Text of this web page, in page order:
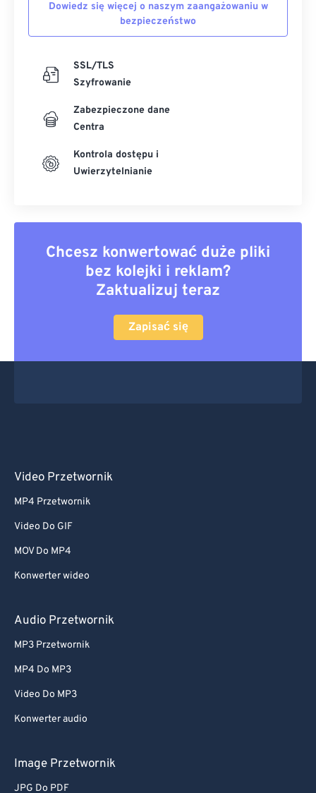
Dowiedz się więcej o naszym zaangażowaniu w
bezpieczeństwo
SSL/TLS
Szyfrowanie
Zabezpieczone dane
Centra
Kontrola dostępu i
Uwierzytelnianie
Chcesz konwertować duże pliki
bez kolejki i reklam?
Zaktualizuj teraz
Zapisać się
Video Przetwornik
MP4 Przetwornik
Video Do GIF
MOV Do MP4
Konwerter wideo
Audio Przetwornik
MP3 Przetwornik
MP4 Do MP3
Video Do MP3
Konwerter audio
Image Przetwornik
JPG Do PDF